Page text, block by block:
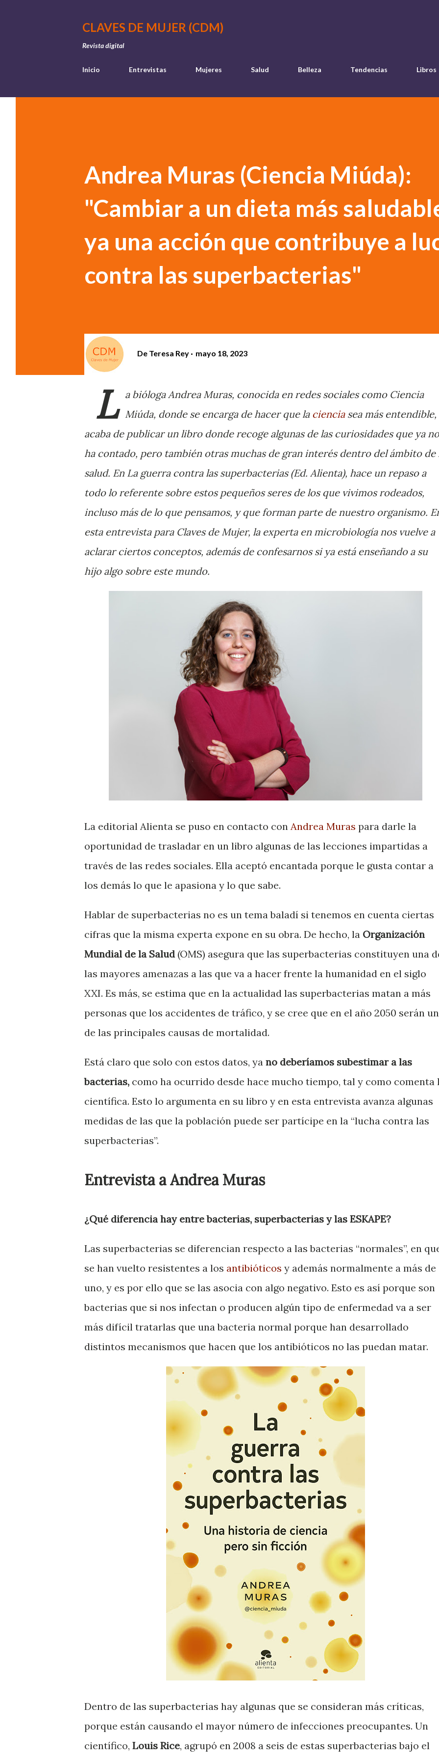
CLAVES DE MUJER (CDM)
Revista digital
Inicio Entrevistas Mujeres Salud Belleza Tendencias Libros
Andrea Muras (Ciencia Miúda):
"Cambiar a un dieta más
ya una acción que contribuye a
contra las superbacterias"
De Teresa Rey mayo 18, 2023
L
a bióloga Andrea Muras, conocida en redes sociales como Ciencia
Miúda, donde se encarga de hacer que la cienciasea más entendible,
acaba de publicar un libro donde recoge algunas de las curiosidades que ya
ha contado, pero también otras muchas de gran interés dentro del ámbito de
salud. En La guerra contra las superbacterias (Ed. Alienta), hace un repaso a
todo lo referente sobre estos pequeños seres de los que vivimos rodeados,
incluso más de lo que pensamos, y que forman parte de nuestro organismo.
esta entrevista para Claves de Mujer, la experta en microbiología nos vuelve a
aclarar ciertos conceptos, además de confesarnos si ya está enseñando a su
hijo algo sobre este mundo.
La editorial Alienta se puso en contacto con Andrea Muras para darle la
oportunidad de trasladar en un libro algunas de las lecciones impartidas a
través de las redes sociales. Ella aceptó encantada porque le gusta contar a
los demás lo que le apasiona y lo que sabe.
Hablar de superbacterias no es un tema baladí si tenemos en cuenta ciertas
cifras que la misma experta expone en su obra. De hecho, la Organización
Mundial de la Salud(OMS) asegura que las superbacterias constituyen una
las mayores amenazas a las que va a hacer frente la humanidad en el siglo
XXI. Es más, se estima que en la actualidad las superbacterias matan a más
personas que los accidentes de tráfico, y se cree que en el año 2050 serán
de las principales causas de mortalidad.
Está claro que solo con estos datos, ya no deberíamos subestimar a las
bacterias, como ha ocurrido desde hace mucho tiempo, tal y como comenta
científica. Esto lo argumenta en su libro y en esta entrevista avanza algunas
medidas de las que la población puede ser partícipe en la “lucha contra las
superbacterias”.
Entrevista a Andrea Muras
¿Qué diferencia hay entre bacterias, superbacterias y las ESKAPE?
Las superbacterias se diferencian respecto a las bacterias “normales”, en
se han vuelto resistentes a los antibióticos y además normalmente a más de
uno, y es por ello que se las asocia con algo negativo. Esto es así porque son
bacterias que si nos infectan o producen algún tipo de enfermedad va a ser
más difícil tratarlas que una bacteria normal porque han desarrollado
distintos mecanismos que hacen que los antibióticos no las puedan matar.
Dentro de las superbacterias hay algunas que se consideran más críticas,
porque están causando el mayor número de infecciones preocupantes. Un
científico, Louis Rice, agrupó en 2008 a seis de estas superbacterias bajo el